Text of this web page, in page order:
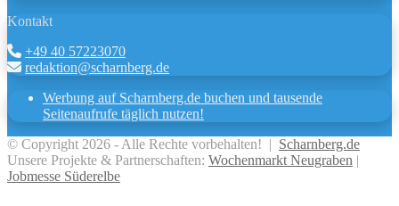
Kontakt
+49 40 57223070
redaktion@scharnberg.de
Werbung auf Scharnberg.de buchen und tausende
Seitenaufrufe täglich nutzen!
© Copyright 2026 - Alle Rechte vorbehalten! | Scharnberg.de
Unsere Projekte & Partnerschaften: Wochenmarkt Neugraben
Jobmesse Süderelbe